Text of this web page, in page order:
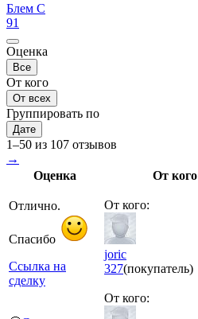
Блем С
91
Оценка
Все
От кого
От всех
Группировать по
Дате
1–50 из 107 отзывов
→
Оценка
От кого
Отлично.
Спасибо
Ссылка на
сделку
От кого:
joric
327(покупатель)
От кого: